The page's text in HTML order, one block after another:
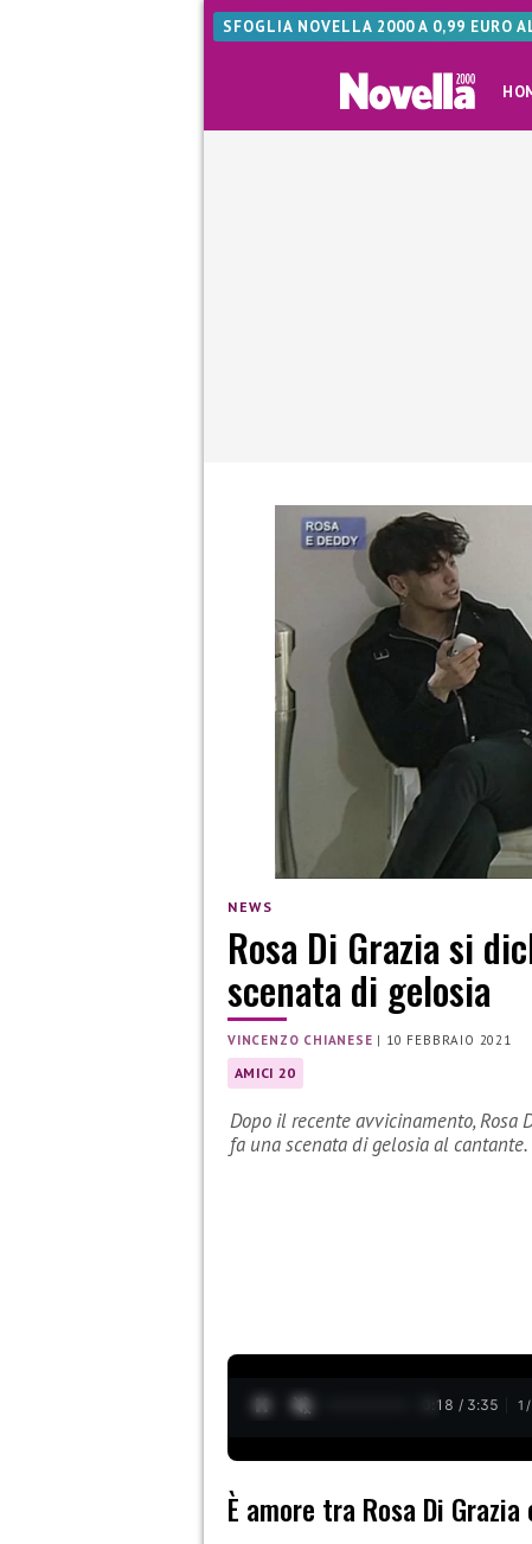
SFOGLIA NOVELLA 2000 A 0,99 EURO
NEWS
Rosa Di Grazia si
scenata di gelosia
VINCENZO CHIANESE | 10 FEBBRAIO 2021
AMICI 20
Dopo il recente avvicinamento, Rosa
fa una scenata di gelosia al cantante.
0:19 / 3:35 1 /
È amore tra Rosa Di Grazia